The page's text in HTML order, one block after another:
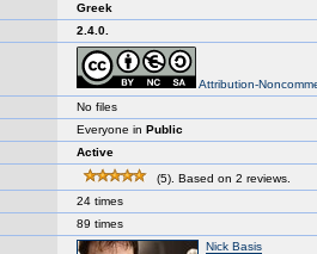
Greek
2.4.0.
Attribution-
No files
Everyone in Public
Active
(5). Based on 2 reviews.
24 times
89 times
Nick Basis